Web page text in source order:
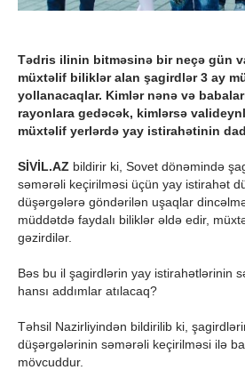
Tədris ilinin bitməsinə bir neçə gün
müxtəlif biliklər alan şagirdlər 3 ay
yollanacaqlar. Kimlər nənə və
rayonlara gedəcək, kimlərsə
müxtəlif yerlərdə yay istirahətinin
SİVİL.AZ bildirir ki, Sovet dönəmində
səmərəli keçirilməsi üçün yay istirahət
düşərgələrə göndərilən uşaqlar
müddətdə faydalı biliklər əldə edir,
gəzirdilər.
Bəs bu il şagirdlərin yay istirahətlərinin
hansı addımlar atılacaq?
Təhsil Nazirliyindən bildirilib ki,
düşərgələrinin səmərəli keçirilməsi ilə
mövcuddur.